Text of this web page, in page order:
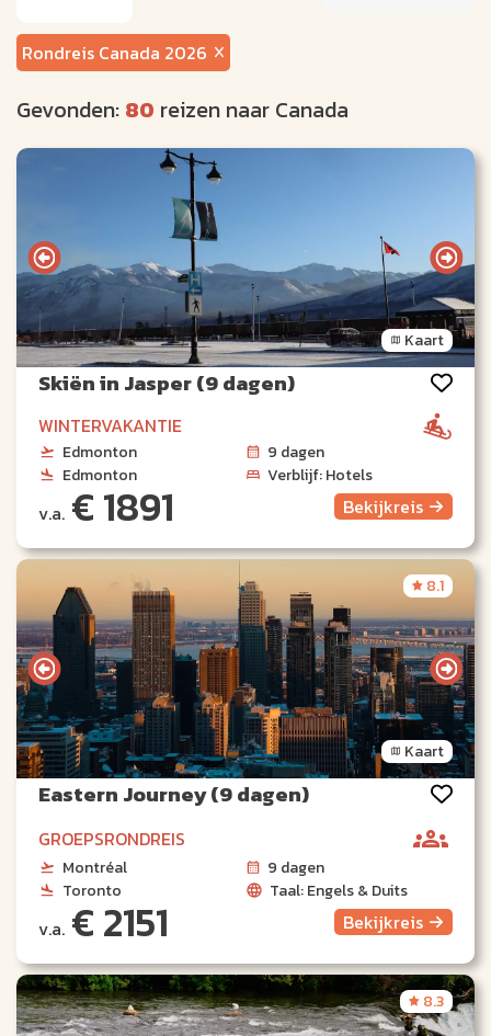
Rondreis Canada 2026
Gevonden: 80 reizen naar Canada
Kaart
Skiën in Jasper (9 dagen)
WINTERVAKANTIE
Edmonton
9 dagen
Edmonton
Verblijf: Hotels
v.a. € 1891 Bekijkreis
8.1
Kaart
Eastern Journey (9 dagen)
GROEPSRONDREIS
Montréal
9 dagen
Toronto
Taal: Engels & Duits
v.a. € 2151 Bekijkreis
8.3